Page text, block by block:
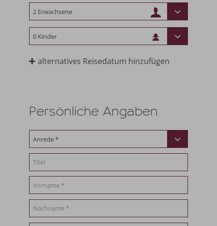
alternatives Reisedatum hinzufügen
Persönliche Angaben